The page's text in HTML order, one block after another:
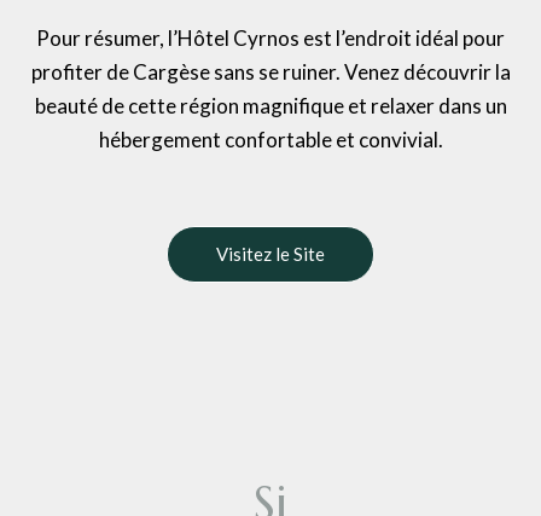
Pour résumer, l’Hôtel Cyrnos est l’endroit idéal pour
profiter de Cargèse sans se ruiner. Venez découvrir la
beauté de cette région magnifique et relaxer dans un
hébergement confortable et convivial.
Visitez le Site
Si